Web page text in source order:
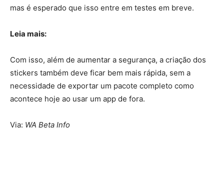
mas é esperado que isso entre em testes em breve.
Leia mais:
Com isso, além de aumentar a segurança, a criação dos
stickers também deve ficar bem mais rápida, sem a
necessidade de exportar um pacote completo como
acontece hoje ao usar um app de fora.
Via: WA Beta Info